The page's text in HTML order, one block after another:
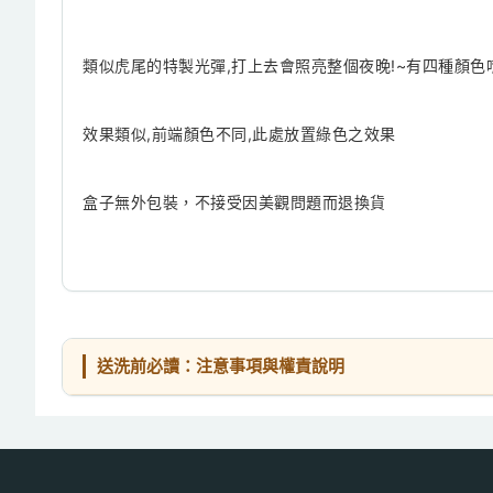
類似虎尾的特製光彈,打上去會照亮整個夜晚!~有四種顏色
效果類似,前端顏色不同,此處放置綠色之效果
盒子無外包裝，不接受因美觀問題而退換貨
送洗前必讀：注意事項與權責說明